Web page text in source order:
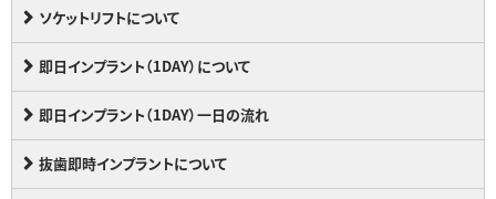
ソケットリフトについて
即日インプラント（1DAY）について
即日インプラント（1DAY）一日の流れ
抜歯即時インプラントについて